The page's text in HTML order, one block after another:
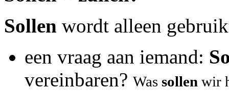
Sollen wordt alleen
een vraag aan iemand:
vereinbaren? Was sollen wir